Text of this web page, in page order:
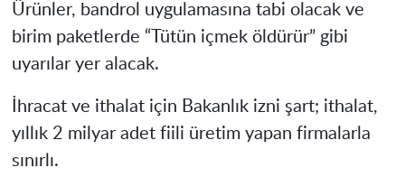
Ürünler, bandrol uygulamasına tabi olacak ve
birim paketlerde “Tütün içmek öldürür” gibi
uyarılar yer alacak.
İhracat ve ithalat için Bakanlık izni şart; ithalat,
yıllık 2 milyar adet fiili üretim yapan firmalarla
sınırlı.